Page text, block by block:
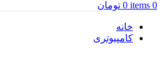
0
items
0 تومان
خانه
کامپیوتری